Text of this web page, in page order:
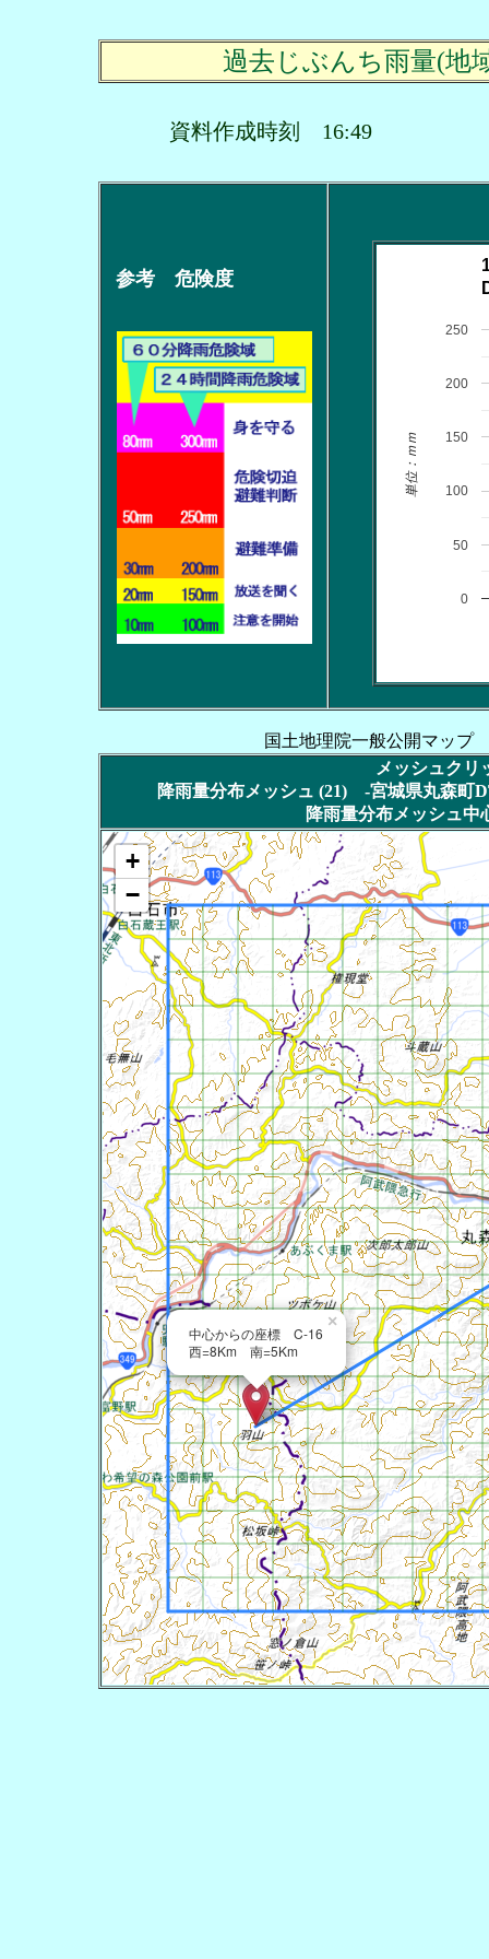
過去じぶんち雨量(地
資料作成時刻 16:49
参考 危険度
0
50
100
150
200
250
単位：ｍｍ
国土地理院一般公開マップ
メッシュクリ
降雨量分布メッシュ (21) -宮城県丸森
降雨量分布メッシュ
中心からの座標 C-16
西=8Km 南=5Km
×
+
−